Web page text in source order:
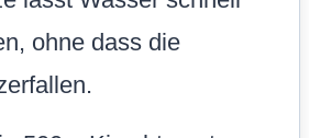
ohne dass die